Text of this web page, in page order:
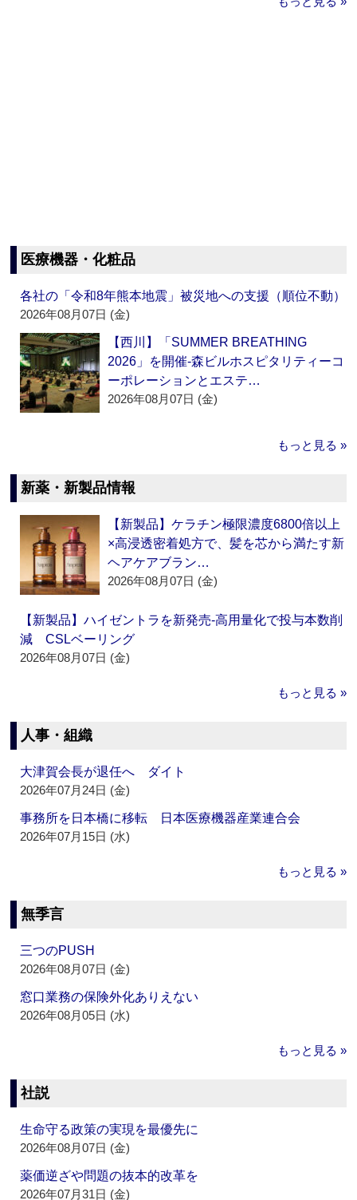
医療機器・化粧品
各社の「令和8年熊本地震」被災地への支援（順位不動）
2026年08月07日 (金)
【西川】「SUMMER BREATHING
2026」を開催‐森ビルホスピタリティーコ
ーポレーションとエステ…
2026年08月07日 (金)
もっと見る »
新薬・新製品情報
【新製品】ケラチン極限濃度6800倍以上
×高浸透密着処方で、髪を芯から満たす新
ヘアケアブラン…
2026年08月07日 (金)
【新製品】ハイゼントラを新発売‐高用量化で投与本数削
減 CSLベーリング
2026年08月07日 (金)
もっと見る »
人事・組織
大津賀会長が退任へ ダイト
2026年07月24日 (金)
事務所を日本橋に移転 日本医療機器産業連合会
2026年07月15日 (水)
もっと見る »
無季言
三つのPUSH
2026年08月07日 (金)
窓口業務の保険外化ありえない
2026年08月05日 (水)
もっと見る »
社説
生命守る政策の実現を最優先に
2026年08月07日 (金)
薬価逆ざや問題の抜本的改革を
2026年07月31日 (金)